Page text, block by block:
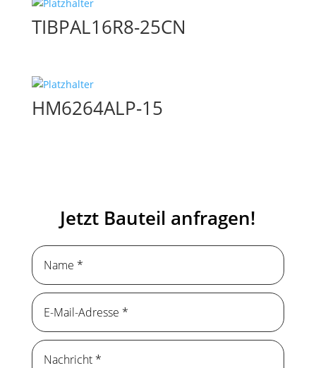
TIBPAL16R8-25CN
HM6264ALP-15
Jetzt Bauteil anfragen!